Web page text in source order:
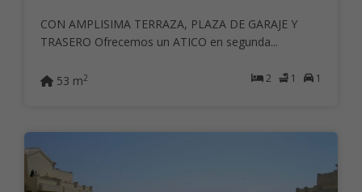
CON AMPLISIMA TERRAZA, PLAZA DE GARAJE Y
TRASERO Ofrecemos un ATICO en segunda...
2 1 1
53 m2